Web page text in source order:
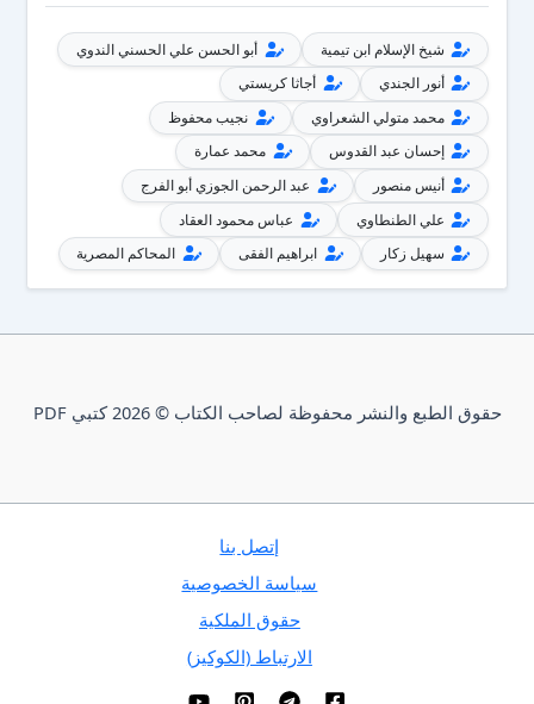
شيخ الإسلام ابن تيمية
أبو الحسن علي الحسني الندوي
أنور الجندي
أجاثا كريستي
محمد متولي الشعراوي
نجيب محفوظ
إحسان عبد القدوس
محمد عمارة
أنيس منصور
عبد الرحمن الجوزي أبو الفرج
علي الطنطاوي
عباس محمود العقاد
سهيل زكار
ابراهيم الفقى المحاكم المصرية
حقوق الطبع والنشر محفوظة لصاحب الكتاب © 2026 كتبي PDF
إتصل بنا
سياسة الخصوصية
حقوق الملكية
الارتباط (الكوكيز)